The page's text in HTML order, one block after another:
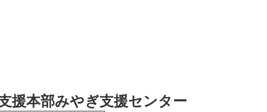
援本部みやぎ支援センター